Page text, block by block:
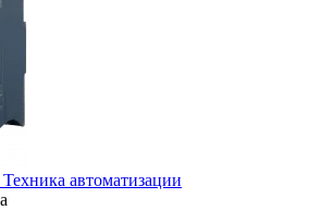
автоматизации